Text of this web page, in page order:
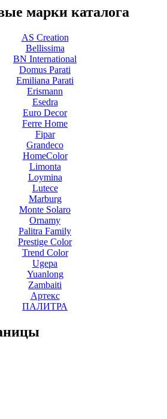
марки каталога
AS Creation
Bellissima
BN International
Domus Parati
Emiliana Parati
Erismann
Esedra
Euro Decor
Ferre Home
Fipar
Grandeco
HomeColor
Limonta
Loymina
Lutece
Marburg
Monte Solaro
Ornamy
Palitra Family
Prestige Color
Trend Color
Ugepa
Yuanlong
Zambaiti
Артекс
ПАЛИТРА